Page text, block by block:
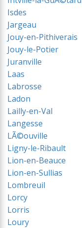
Isdes
Jargeau
Jouy-en-Pithiverais
Jouy-le-Potier
Juranville
Laas
Labrosse
Ladon
Lailly-en-Val
Langesse
LÃ©ouville
Ligny-le-Ribault
Lion-en-Beauce
Lion-en-Sullias
Lombreuil
Lorcy
Lorris
Loury